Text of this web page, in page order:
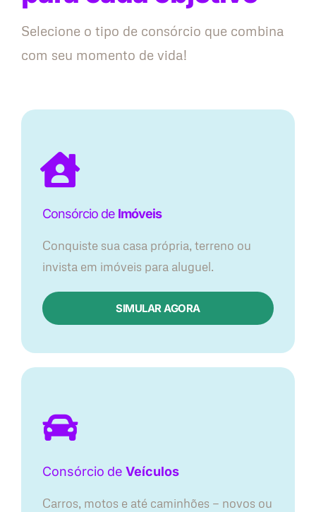
Selecione o tipo de consórcio que combina
com seu momento de vida!
Consórcio de Imóveis
Conquiste sua casa própria, terreno ou
invista em imóveis para aluguel.
SIMULAR AGORA​
Consórcio de Veículos
Carros, motos e até caminhões — novos ou